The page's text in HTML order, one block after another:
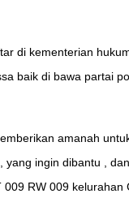
di kementerian
baik di bawa partai
amanah
yang ingin dibantu ,
RW 009 kelurahan